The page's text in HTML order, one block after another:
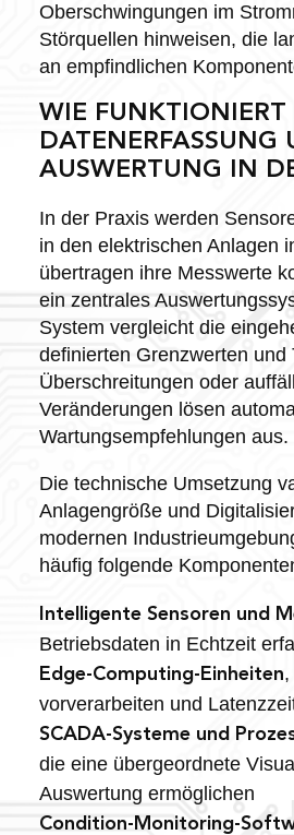
Oberschwingungen im
Störquellen hinweisen, die
an empfindlichen
WIE FUNKTIONIERT
DATENERFASSUNG
AUSWERTUNG IN
In der Praxis werden
in den elektrischen Anlagen
übertragen ihre Messwerte
ein zentrales
System vergleicht die
definierten Grenzwerten und
Überschreitungen oder
Veränderungen lösen
Wartungsempfehlungen aus.
Die technische Umsetzung
Anlagengröße und
modernen
häufig folgende
Intelligente Sensoren und
Betriebsdaten in Echtzeit
Edge-Computing-Einheiten
vorverarbeiten und
SCADA-Systeme und
die eine übergeordnete
Auswertung ermöglichen
Condition-Monitoring-